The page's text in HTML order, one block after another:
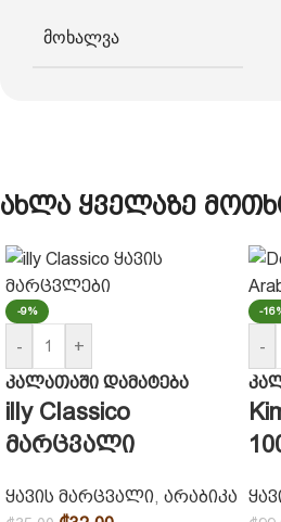
მოხალვა
ახლა ყველაზე
-9%
-
+
კალათაში დამატება
illy Classico
მარცვალი
ყავის მარცვალი, არაბიკა
-
-